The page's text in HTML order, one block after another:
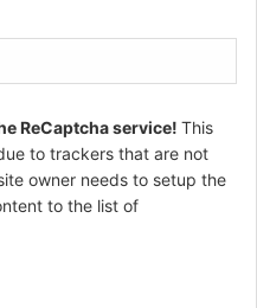
ReCaptcha service! This
to trackers that are not
owner needs to setup the
to the list of